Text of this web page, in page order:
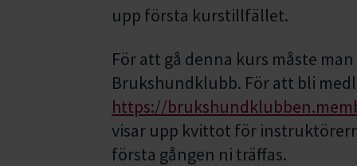
upp första kurstillfället.
För att gå denna kurs måste
Brukshundklubb. För att bli
https://
visar upp kvittot för
första gången ni träffas.